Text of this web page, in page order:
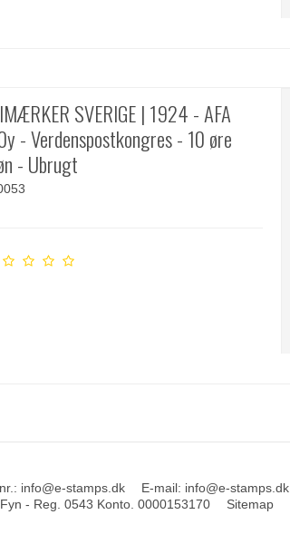
SVERIGE | 1924 - AFA
- Verdenspostkongres - 10 øre
- Ubrugt
: info@e-stamps.dk E-mail: info@e-stamps.dk
- Reg. 0543 Konto. 0000153170 Sitemap